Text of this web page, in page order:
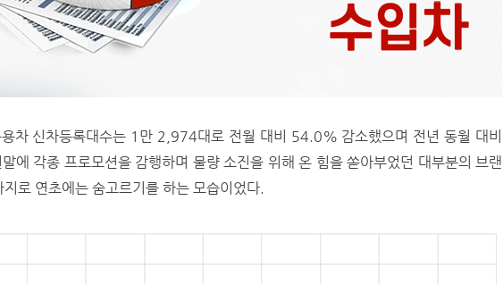
차 신차등록대수는 1만 2,974대로 전월 대비 54.0% 감소했으며 전년 동월 대비
에 각종 프로모션을 감행하며 물량 소진을 위해 온 힘을 쏟아부었던 대부분의 브랜
로 연초에는 숨고르기를 하는 모습이었다.